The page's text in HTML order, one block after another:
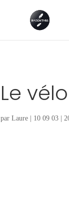
Le
parLaure | 10 09 03 |